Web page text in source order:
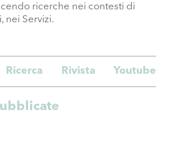
ricerche nei contesti di
nei Servizi.
Ricerca Rivista Youtube